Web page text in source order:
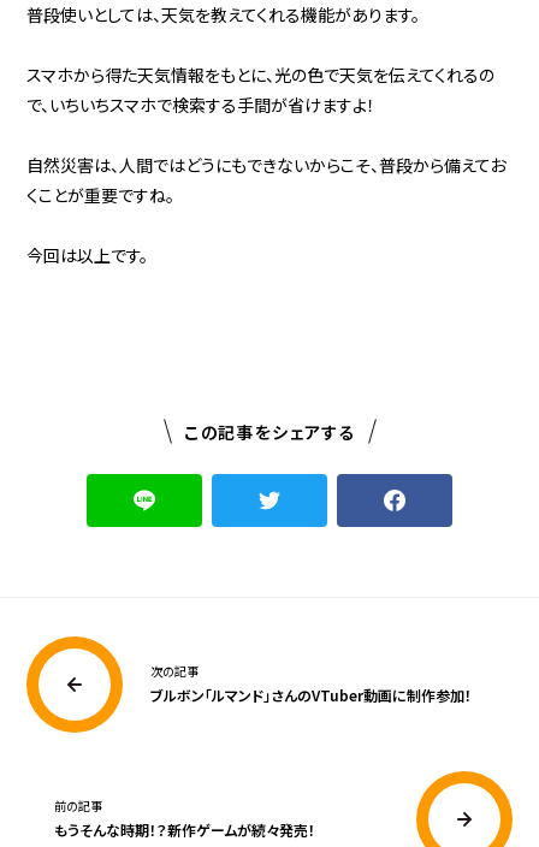
普段使いとしては、天気を教えてくれる機能があります。
スマホから得た天気情報をもとに、光の色で天気を伝えてくれるの
で、いちいちスマホで検索する手間が省けますよ！
自然災害は、人間ではどうにもできないからこそ、普段から備えてお
くことが重要ですね。
今回は以上です。
この記事をシェアする
次の記事
ブルボン「ルマンド」さんのVTuber動画に制作参加！
前の記事
もうそんな時期！？新作ゲームが続々発売！